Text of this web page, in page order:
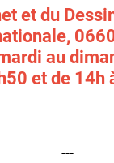
et du
au
et de 14h
---